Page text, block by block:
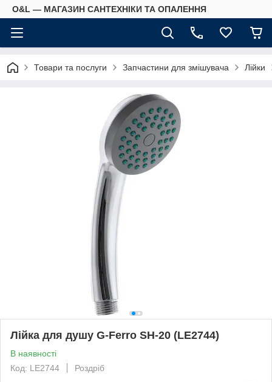
O&L — МАГАЗИН САНТЕХНІКИ ТА ОПАЛЕННЯ
Товари та послуги Запчастини для змішувача Лійки
Лійка для душу G-Ferro SH-20 (LE2744)
В наявності
Код: LE2744
Роздріб